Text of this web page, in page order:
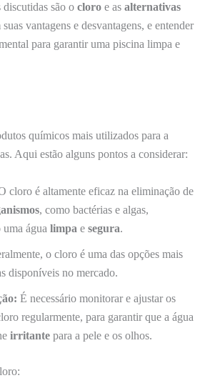
discutidas são o cloro e as alternativas
vantagens e desvantagens, e entender
para garantir uma piscina limpa e
químicos mais utilizados para a
Aqui estão alguns pontos a considerar:
cloro é altamente eficaz na eliminação de
, como bactérias e algas,
água limpa e segura.
o cloro é uma das opções mais
disponíveis no mercado.
É necessário monitorar e ajustar os
regularmente, para garantir que a água
irritante para a pele e os olhos.